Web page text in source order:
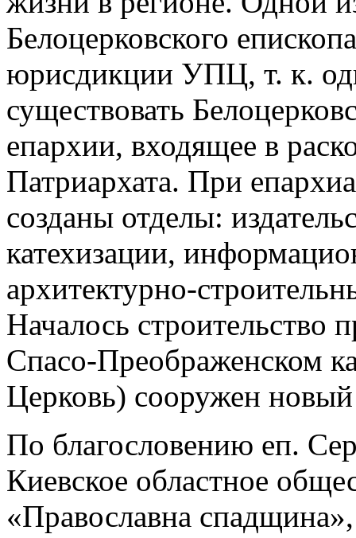
Белоцерковского
юрисдикции УПЦ, т. к.
существовать
епархии, входящее в
Патриархата. При
созданы отделы:
катехизации,
архитектурно-
Началось строительство
Спасо-Преображенском
Церковь) сооружен новый
По благословению еп.
Киевское областное
«Православна